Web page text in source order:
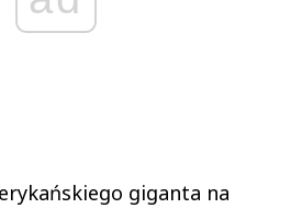
giganta na